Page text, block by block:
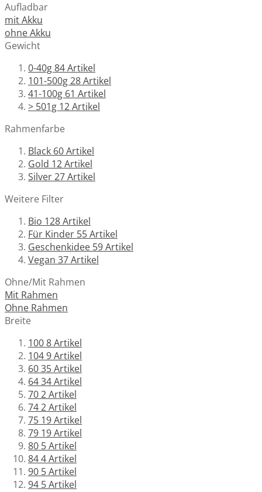
Aufladbar
mit Akku
ohne Akku
Gewicht
0-40g84Artikel
101-500g28Artikel
41-100g 61 Artikel
> 501g 12Artikel
Rahmenfarbe
Black 60Artikel
Gold 12Artikel
Silver27Artikel
Weitere Filter
Bio 128Artikel
Für Kinder 55Artikel
Geschenkidee 59Artikel
Vegan 37Artikel
Ohne/Mit Rahmen
Mit Rahmen
Ohne Rahmen
Breite
1008Artikel
1049Artikel
6035Artikel
6434Artikel
702Artikel
742Artikel
75 19Artikel
79 19Artikel
80 5Artikel
844Artikel
90 5Artikel
94 5Artikel